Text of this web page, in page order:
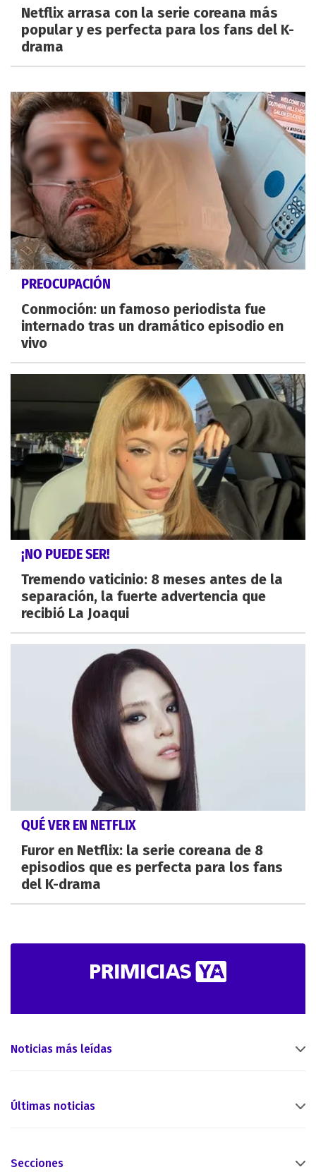
Netflix arrasa con la serie coreana más
popular y es perfecta para los fans del K-
drama
PREOCUPACIÓN
Conmoción: un famoso periodista fue
internado tras un dramático episodio en
vivo
¡NO PUEDE SER!
Tremendo vaticinio: 8 meses antes de la
separación, la fuerte advertencia que
recibió La Joaqui
QUÉ VER EN NETFLIX
Furor en Netflix: la serie coreana de 8
episodios que es perfecta para los fans
del K-drama
Noticias más leídas
Últimas noticias
Secciones